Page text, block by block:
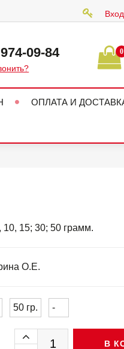
Вход
09-84 0
ОПЛАТА И
15; 30; 50 грамм.
О.Е.
50 гр. -
В